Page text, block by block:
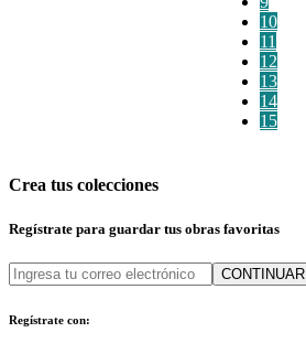
10
11
12
13
14
15
Crea tus colecciones
Regístrate para guardar tus obras favoritas
CONTINUAR
Regístrate con: